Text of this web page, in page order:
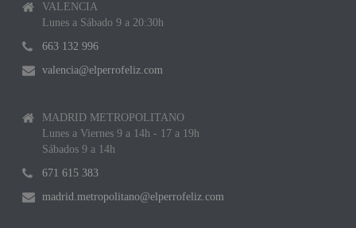
VALENCIA
Lunes a Sábado 9 a 20:30h
663 132 996
valencia@elperrofeliz.com
MADRID METROPOLITANO
Lunes a Viernes 9 a 14h - 17 a 19h
Sábados 9 a 14h
671 615 383
madrid.metropolitano@elperrofeliz.com